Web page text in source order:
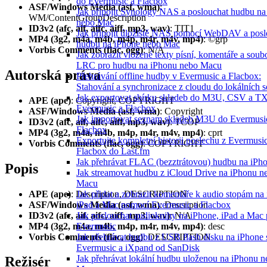
Jak připojit Synology NAS a poslouchat hudbu
nebo Mac
Jak připojit úložiště NAS pomocí WebDAV a
hudbu na iPhone nebo Mac
Jak zobrazit vložené texty písní, komentáře a
LRC pro hudbu na iPhonu nebo Macu
Přehrávání offline hudby v Evermusic a Flacbox:
Stahování a synchronizace z cloudu do lokálních
Jak exportovat sbírku skladeb do M3U, CSV a
Evermusic a Flacbox
Jak importovat seznam skladeb M3U do
Flacbox
Exportujte kompletní historii poslechu z
Flacbox do Last.fm
Jak přehrávat FLAC (bezztrátovou) hudbu na
Jak streamovat hudbu z iCloud Drive na iPhonu
Macu
Jak přidat a zobrazit komentáře k audio stopám na
iPad a Mac pomocí Evermusic a Flacbox
Jak poslouchat audioknihy na iPhone, iPad a Mac
Evermusic
Jak přehrávat hudbu z USB flash disku na iPhone
Evermusic a iXpand od SanDisk
Jak přehrávat lokální hudbu uloženou na iPhonu
ASF/Windows Media (asf, wma):
WM/ContentGroupDescription
ID3v2 (afc, aif, aifc, aiff, mp3, wav): TIT1
MP4 (3g2, m4a, m4b, m4p, m4r, m4v, mp4): ©grp
Vorbis Comments (flac, ogg): N/A
Autorská práva
APE (ape): Copyright, COPYRIGHT
ASF/Windows Media (asf, wma): Copyright
ID3v2 (afc, aif, aifc, aiff, mp3, wav): TCOP
MP4 (3g2, m4a, m4b, m4p, m4r, m4v, mp4): cprt
Vorbis Comments (flac, ogg): COPYRIGHT
Popis
APE (ape): Description, DESCRIPTION
ASF/Windows Media (asf, wma): Description
ID3v2 (afc, aif, aifc, aiff, mp3, wav): N/A
MP4 (3g2, m4a, m4b, m4p, m4r, m4v, mp4): desc
Vorbis Comments (flac, ogg): DESCRIPTION
Režisér